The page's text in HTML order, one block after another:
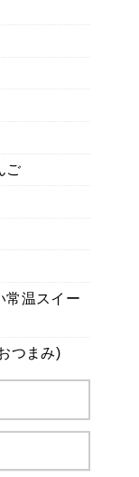
ご
常温スイー
つまみ)